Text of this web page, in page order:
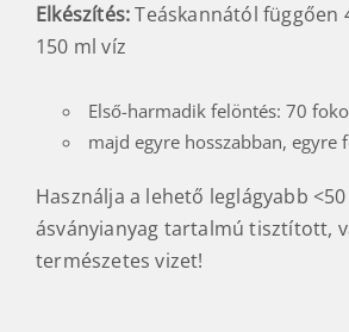
Elkészítés:Teáskannától függően
150 ml víz
Első-harmadik felöntés: 70
majd egyre hosszabban, egyre
Használja a lehető leglágyabb
ásványianyag tartalmú tisztított,
természetes vizet!